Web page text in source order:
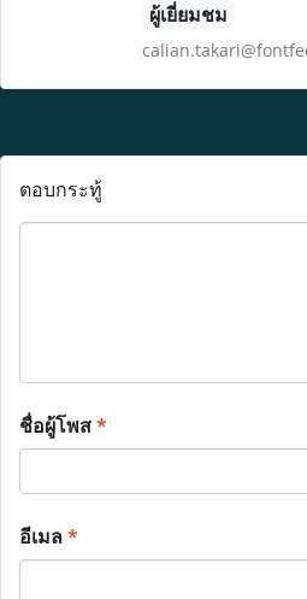
ผู้เยี่ยมชม
ตอบกระทู้
ชื่อผู้โพส*
อีเมล*